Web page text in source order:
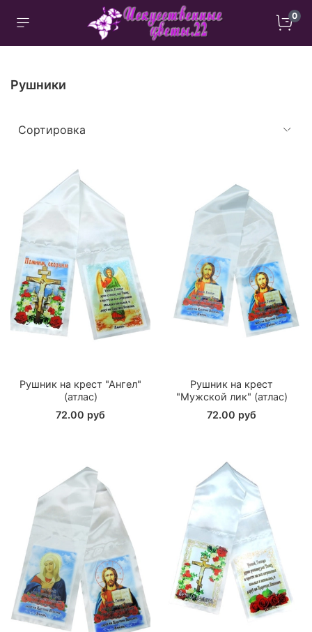
0
Рушники
Рушник на крест "Ангел"
(атлас)
72.00 руб
Рушник на крест
"Мужской лик" (атлас)
72.00 руб